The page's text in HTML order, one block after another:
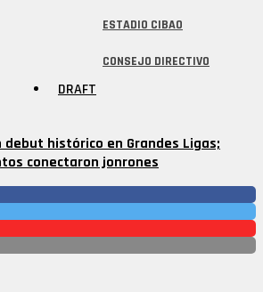
ESTADIO CIBAO
CONSEJO DIRECTIVO
DRAFT
debut histórico en Grandes Ligas;
conectaron jonrones